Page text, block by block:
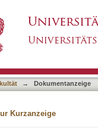
→ Dokumentanzeige
Kurzanzeige